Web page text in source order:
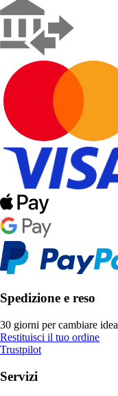
Spedizione e reso
30 giorni per cambiare idea
Restituisci il tuo ordine
Trustpilot
Servizi